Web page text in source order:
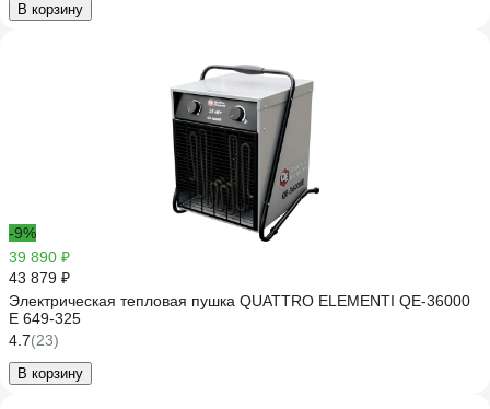
В корзину
-9%
39 890 ₽
43 879 ₽
Электрическая тепловая пушка QUATTRO ELEMENTI QE-36000
E 649-325
4.7(23)
В корзину